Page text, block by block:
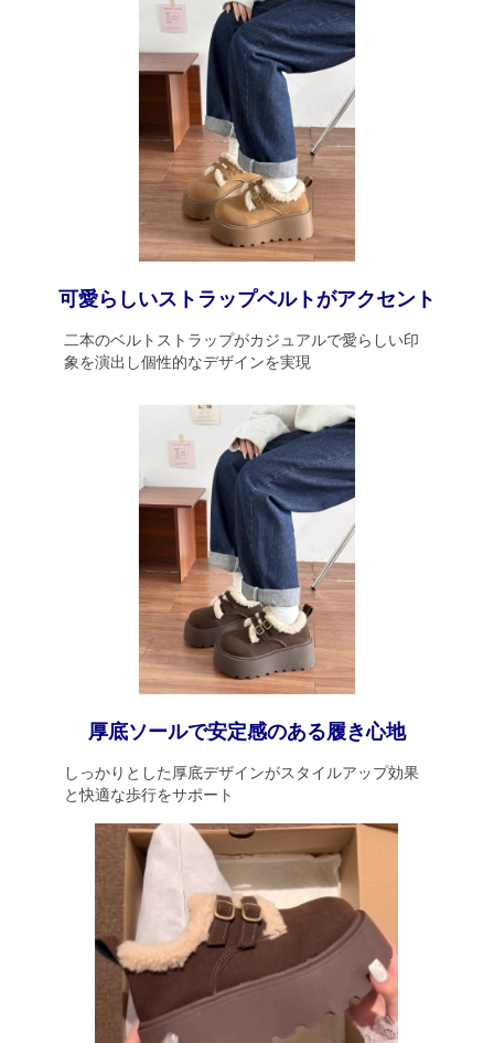
可愛らしいストラップベルトがアクセント
二本のベルトストラップがカジュアルで愛らしい印
象を演出し個性的なデザインを実現
厚底ソールで安定感のある履き心地
しっかりとした厚底デザインがスタイルアップ効果
と快適な歩行をサポート